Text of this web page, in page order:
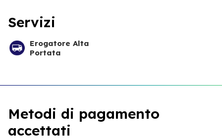
Servizi
Erogatore Alta
Portata
Metodi di pagamento
accettati